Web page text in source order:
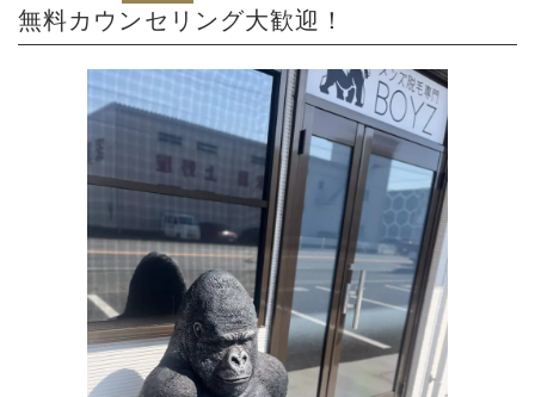
無料カウンセリング大歓迎！